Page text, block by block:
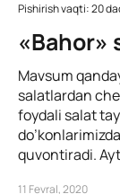
Pishirish vaqti: 20
«Bahor»
Mavsum
salatlardan
foydali salat
quvontiradi.
11 Fevral, 2020